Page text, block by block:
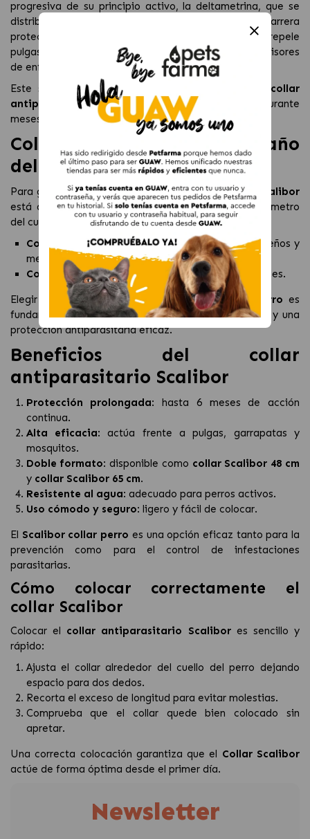
progresiva de su principio activo, la deltametrina, que se
distribuye por la piel del animal creando una barrera
protectora. El
elimina y repele
pulgas, garrapatas y mosquitos, incluidos los transmisores
de enfermedades.
Este sistema de acción continua permite que el collar
antiparasitario Scalibor
mantenga su eficacia durante
meses, sin necesidad de aplicaciones frecuentes.
Collar Scalibor según el tamaño
del perro
Para garantizar una correcta protección, elCollar Scalibor
está disponible en dos tamaños, adaptados al perímetro
del cuello del perro:
Collar Scalibor 48 cm: indicado para perros pequeños y
medianos.
Collar Scalibor 65 cm: diseñado para perros grandes.
Elegir el tamaño adecuado delcollar Scalibor perro es
fundamental para asegurar una correcta colocación y una
protección antiparasitaria eficaz.
Beneficios del collar
antiparasitario Scalibor
Protección prolongada: hasta 6 meses de acción
continua.
Alta eficacia: actúa frente a pulgas, garrapatas y
mosquitos.
Doble formato: disponible como collar Scalibor 48 cm
y collar Scalibor 65 cm.
Resistente al agua: adecuado para perros activos.
Uso cómodo y seguro: ligero y fácil de colocar.
El Scalibor collar perro es una opción eficaz tanto para la
prevención como para el control de infestaciones
parasitarias.
Cómo colocar correctamente el
collar Scalibor
Colocar el collar antiparasitario Scalibores sencillo y
rápido:
Ajusta el collar alrededor del cuello del perro dejando
espacio para dos dedos.
Recorta el exceso de longitud para evitar molestias.
Comprueba que el collar quede bien colocado sin
apretar.
Una correcta colocación garantiza que el Collar Scalibor
actúe de forma óptima desde el primer día.
Newsletter